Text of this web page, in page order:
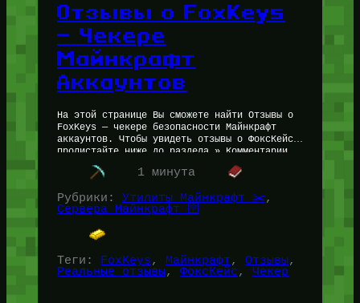
Отзывы о FoxKeys
— Чекере
Майнкрафт
Аккаунтов
На этой странице Вы сможете найти Отзывы о
FoxKeys — чекере безопасности Майнкрафт
аккаунтов. Чтобы увидеть отзывы о ФоксКейс,
пролистайте ниже до раздела » Комментарии
«. Личный отзыв автора статьи…
1 минута
Рубрики: Утилиты Майнкрафт ✂️
Сервера Майнкрафт 🛜
Теги: FoxKeys, Майнкрафт, Отзывы
Реальные отзывы, ФоксКейс, Чекер